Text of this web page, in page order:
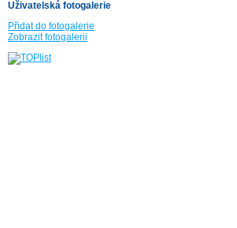
Uživatelská fotogalerie
Přidat do fotogalerie
Zobrazit fotogalerii